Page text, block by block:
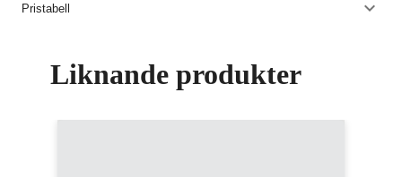
Pristabell
Liknande produkter